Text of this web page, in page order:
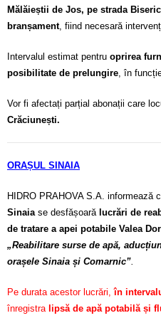
Mălăieștii de Jos, pe strada
branșament, fiind necesară
Intervalul estimat pentru oprirea
posibilitate de prelungire, în
Vor fi afectați parțial abonații care
Crăciunești.
ORAȘUL SINAIA
HIDRO PRAHOVA S.A. informează
Sinaia se desfășoară lucrări de
de tratare a apei potabile Valea
„Reabilitare surse de apă,
orașele Sinaia și Comarnic”
Pe durata acestor lucrări,în
înregistra lipsă de apă potabilă și